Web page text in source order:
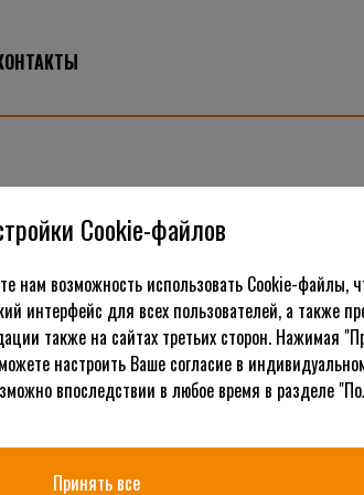
Cookie-файлов
нам возможность использовать Cookie-файлы,
интерфейс для всех пользователей, а также
также на сайтах третьих сторон. Нажимая
настроить Ваше согласие в
впоследствии в любое время в разделе
Принять все